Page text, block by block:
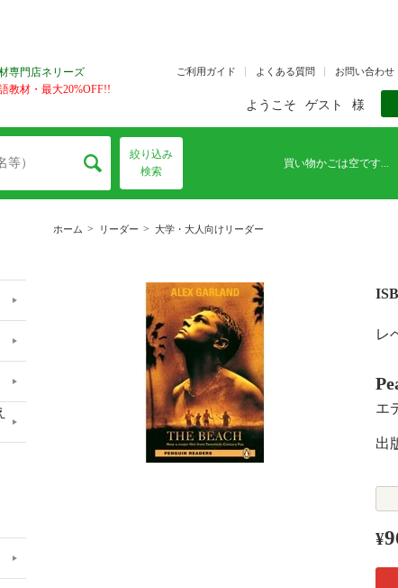
専門店ネリーズ
教材・最大20%OFF!!
ご利用ガイド よくある質問 お問い合わせ
ようこそ ゲスト 様
絞り込み
検索
買い物かごは空です...
ホーム > リーダー > 大学・大人向けリーダー
レ
エ
出
¥